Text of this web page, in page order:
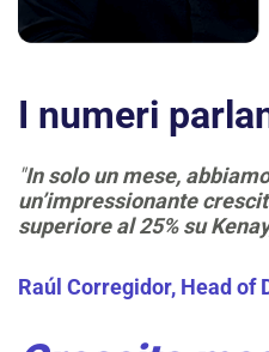
I numeri
"In solo un mese,
un’impressionante
superiore al 25% su
Raúl Corregidor, Head of